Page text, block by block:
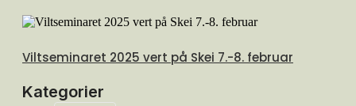
Viltseminaret 2025 vert på Skei 7.-8. februar
Kategorier